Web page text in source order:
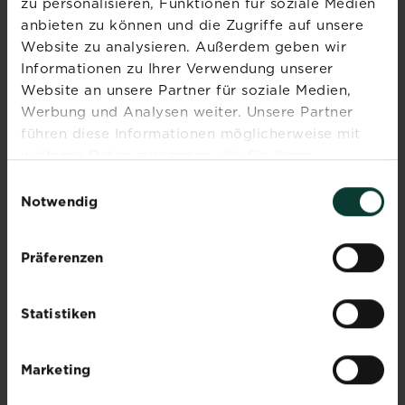
anbieten zu können und die Zugriffe auf unsere
Website zu analysieren. Außerdem geben wir
Informationen zu Ihrer Verwendung unserer
Website an unsere Partner für soziale Medien,
Werbung und Analysen weiter. Unsere Partner
führen diese Informationen möglicherweise mit
weiteren Daten zusammen, die Sie ihnen
Nutzung der Dienste gesammelt haben.
Notwendig
Präferenzen
Statistiken
Marketing
INSPIRATION & RATGEBER
Alle Artikel entdecken
Orchideen umtopfen:
Da
die
Mehr lesenüber Orchideen umtopfen: Anleitung &